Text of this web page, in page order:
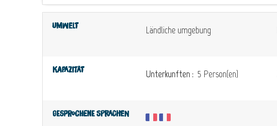
Umwelt Ländliche umgebung
Kapazität Unterkunften : 5 Person(en)
Gesprochene Sprachen